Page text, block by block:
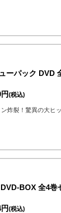
ーパック DVD
(税込)
炸裂！驚異の大ヒ
BOX 全4巻
(税込)